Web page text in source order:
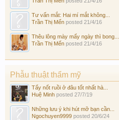
Tư vấn mắt: Hai mí mắt không...
Trần Thị Mến posted 21/4/16
Thêu lông mày mấy ngày thì bong...
Trần Thị Mến posted 21/4/16
Phẫu thuật thẩm mỹ
Tẩy nốt ruồi ở đâu tốt nhất hà...
Huệ Minh posted 27/7/19
Những lưu ý khi hút mỡ bạn cần...
Ngochuyen9999 posted 20/6/24